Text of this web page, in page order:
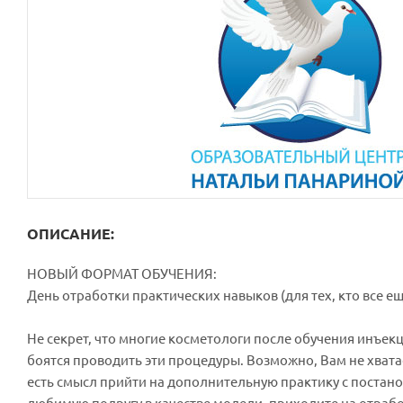
ОПИСАНИЕ:
НОВЫЙ ФОРМАТ ОБУЧЕНИЯ:
День отработки практических навыков (для тех, кто все
Не секрет, что многие косметологи после обучения
боятся проводить эти процедуры. Возможно, Вам не
есть смысл прийти на дополнительную практику с